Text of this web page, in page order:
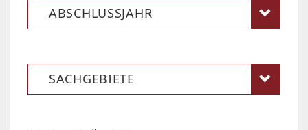
ABSCHLUSSJAHR
SACHGEBIETE